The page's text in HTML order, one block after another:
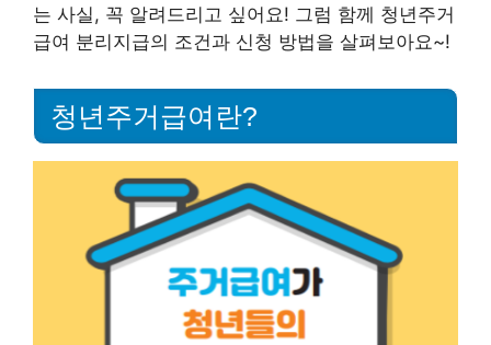
는 사실, 꼭 알려드리고 싶어요! 그럼 함께 청년주거
급여 분리지급의 조건과 신청 방법을 살펴보아요~!
청년주거급여란?